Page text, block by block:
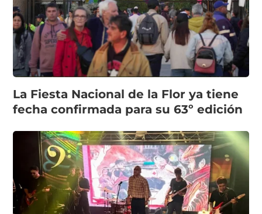
La Fiesta Nacional de la Flor ya tiene
fecha confirmada para su 63º edición